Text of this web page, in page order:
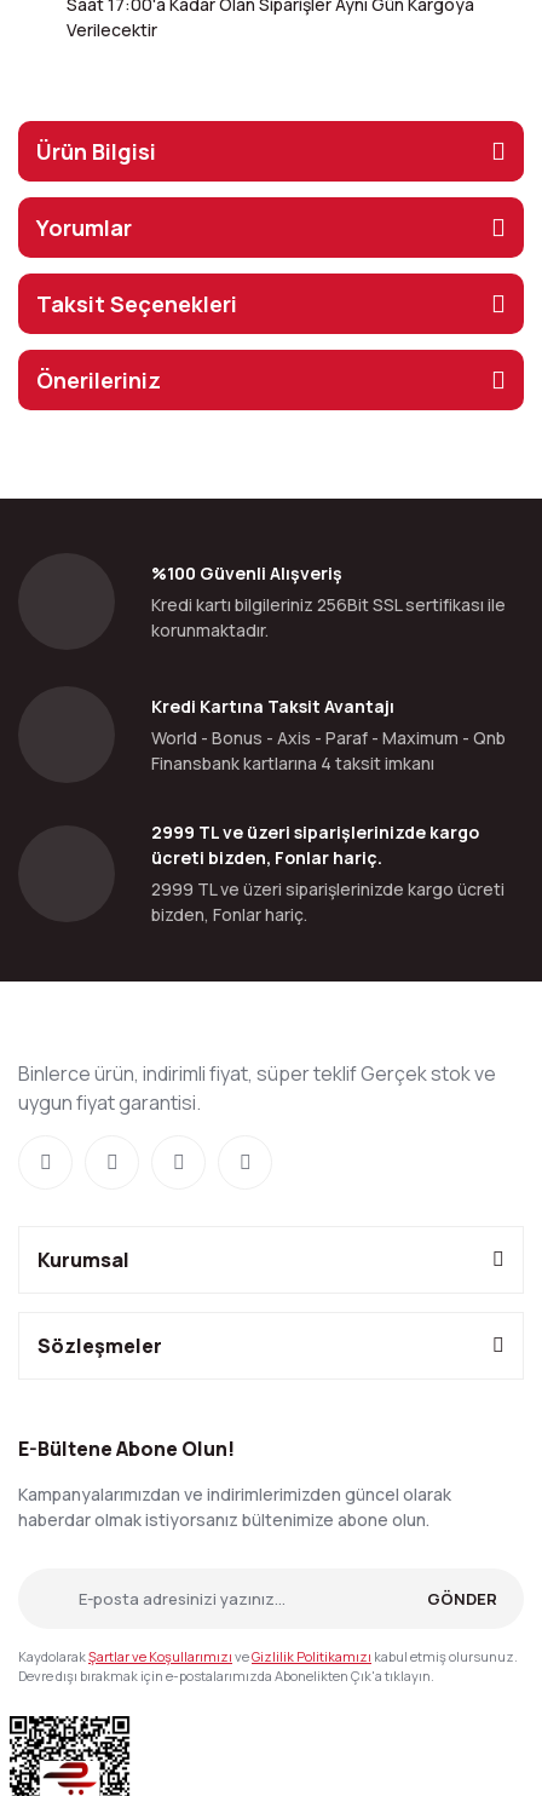
Verilecektir
Ürün Bilgisi
Yorumlar
Taksit Seçenekleri
Önerileriniz
%100 Güvenli Alışveriş
Kredi kartı bilgileriniz 256Bit SSL sertifikası ile
korunmaktadır.
Kredi Kartına Taksit Avantajı
World - Bonus - Axis - Paraf - Maximum - Qnb
Finansbank kartlarına 4 taksit imkanı
2999 TL ve üzeri siparişlerinizde kargo
ücreti bizden, Fonlar hariç.
2999 TL ve üzeri siparişlerinizde kargo ücreti
bizden, Fonlar hariç.
Binlerce ürün, indirimli fiyat, süper teklif Gerçek stok ve
uygun fiyat garantisi.
Kurumsal
Sözleşmeler
E-Bültene Abone Olun!
Kampanyalarımızdan ve indirimlerimizden güncel olarak
haberdar olmak istiyorsanız bültenimize abone olun.
GÖNDER
KaydolarakŞartlar ve Koşullarımızı veGizlilik Politikamızı kabul etmiş olursunuz.
Devre dışı bırakmak için e-postalarımızda Abonelikten Çık'a tıklayın.